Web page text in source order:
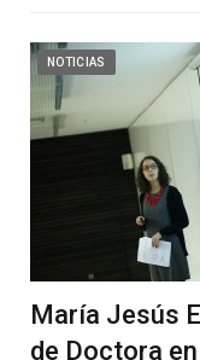
NOTICIAS
María Jesús
de Doctora